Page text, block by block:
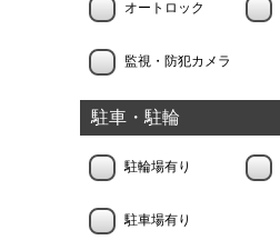
オートロック
監視・防犯カメラ
駐車・駐輪
駐輪場有り
駐車場有り